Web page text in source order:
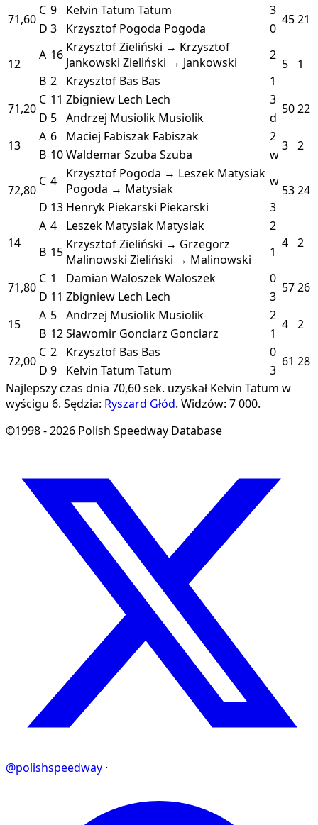
71,60
C 9 Kelvin Tatum Tatum 3
4521
D 3 Krzysztof Pogoda Pogoda 0
12
A 16 Krzysztof Zieliński → Krzysztof
Jankowski Zieliński → Jankowski 2
5
1
B 2 Krzysztof Bas Bas
1
71,20
C 11 Zbigniew Lech Lech 3
5022
D 5 Andrzej Musiolik Musiolik
d
13
A 6 Maciej Fabiszak Fabiszak 2
3 2
B 10Waldemar Szuba Szuba w
72,80
C 4
Krzysztof Pogoda → Leszek Matysiak
Pogoda → Matysiak
w
5324
D 13 Henryk Piekarski Piekarski 3
14
A 4 Leszek Matysiak Matysiak
2
4 2
B 15 Krzysztof Zieliński → Grzegorz
Malinowski Zieliński → Malinowski 1
71,80
C 1 Damian WaloszekWaloszek 0
5726
D 11 Zbigniew Lech Lech
3
15
A 5 Andrzej Musiolik Musiolik 2
4 2
B 12Sławomir Gonciarz Gonciarz
1
72,00
C 2 Krzysztof Bas Bas 0
61 28
D 9 Kelvin Tatum Tatum
3
Najlepszy czas dnia 70,60 sek. uzyskał Kelvin Tatum w
wyścigu 6. Sędzia: Ryszard Głód. Widzów: 7 000.
©1998 - 2026 Polish Speedway Database
@polishspeedway ·